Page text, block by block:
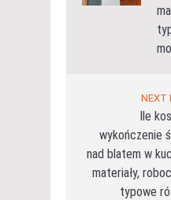
NEXT
Ile
wykończenie
nad blatem w
materiały,
typowe